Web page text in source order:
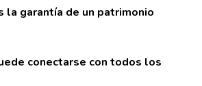
la garantía de un patrimonio
conectarse con todos los